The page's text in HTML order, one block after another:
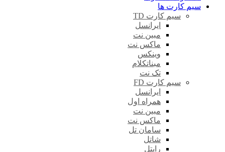
سیم کارت ها
سیم کارت TD
ایرانسل
مبین نت
ماکس نت
وینکس
مبناتکلام
تک نت
سیم کارت FD
ایرانسل
همراه اول
مبین نت
ماکس نت
سامان تل
شاتل
رایتل